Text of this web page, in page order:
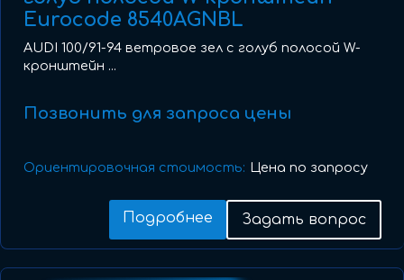
Eurocode 8540AGNBL
AUDI 100/91-94 ветровое зел с голуб полосой W-
кронштейн ...
Позвонить для запроса цены
Ориентировочная стоимость: Цена по запросу
Подробнее Задать вопрос